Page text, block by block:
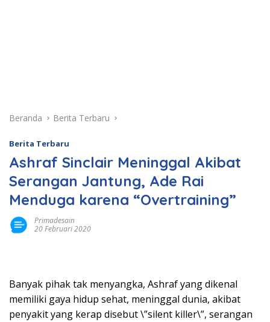
Beranda Berita Terbaru
Berita Terbaru
Ashraf Sinclair Meninggal Akibat
Serangan Jantung, Ade Rai
Menduga karena “Overtraining”
Primadesain
20 Februari 2020
Banyak pihak tak menyangka, Ashraf yang dikenal
memiliki gaya hidup sehat, meninggal dunia, akibat
penyakit yang kerap disebut \”silent killer\”, serangan